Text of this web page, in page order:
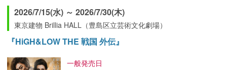
2026/7/15(水) ～ 2026/7/30(木)
東京建物 Brillia HALL（豊島区立芸術文化劇場）
『HiGH&LOW THE 戦国 外伝』
一般発売日